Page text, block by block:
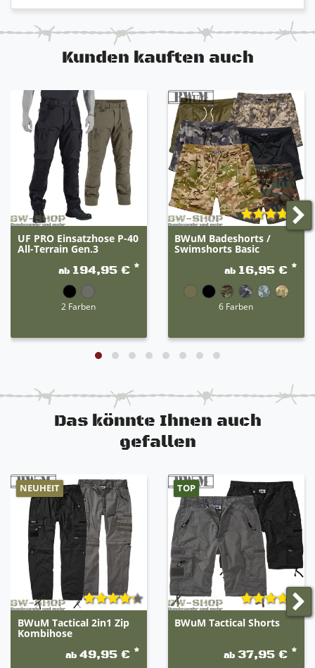
Kunden kauften auch
UF PRO Einsatzhose P-40
All-Terrain Gen.3
ab 194,95 € *
2 Farben
BWuM Badeshorts /
Swimshorts Basic
ab 16,95 € *
6 Farben
Das könnte Ihnen auch
gefallen
NEUHEIT
BWuM Tactical 2in1 Zip
Kombihose
ab49,95 € *
TOP
BWuM Tactical Shorts
ab 37,95 € *